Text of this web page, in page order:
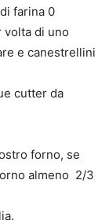
farina 0
volta di uno
e canestrellini
cutter da
forno, se
almeno 2/3